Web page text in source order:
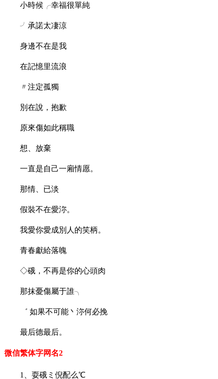
小時候╭幸福很單純
╯承諾太凄涼
身邊不在是我
在記憶里流浪
〃注定孤獨
別在說，抱歉
原來傷如此稱職
想、放棄
一直是自己一廂情愿。
那情、已淡
假裝不在愛沵。
我愛你愛成別人的笑柄。
青春獻給落魄
◇硪，不再是你的心頭肉
那抹憂傷屬于誰╮
゛ 如果不可能丶沵何必挽
最后德最后。
微信繁体字网名2
1、耍硪ミ倪配么℃